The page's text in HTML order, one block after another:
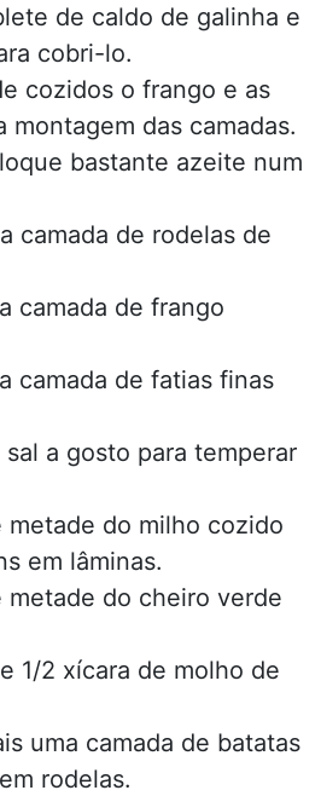
de caldo de galinha e
cobri-lo.
cozidos o frango e as
montagem das camadas.
bastante azeite num
camada de rodelas de
camada de frango
camada de fatias finas
a gosto para temperar
metade do milho cozido
em lâminas.
metade do cheiro verde
1/2 xícara de molho de
uma camada de batatas
rodelas.